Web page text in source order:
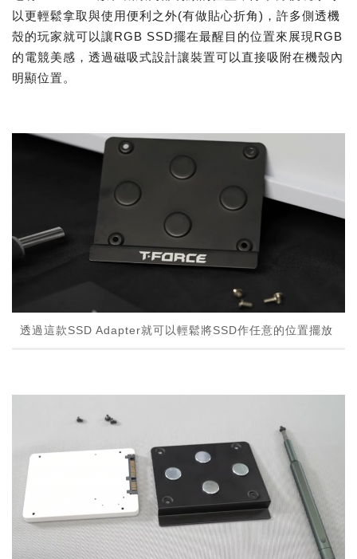
以更輕鬆拿取與使用便利之外(有做貼心折角)，許多側透機
殼的玩家就可以讓RGB SSD擺在最醒目的位置來展現RGB
的電競美感，透過磁吸式設計讓裝置可以直接吸附在機殼內
明顯位置。
透過這款SSD Adapter就可以輕鬆將SSD作任意的位置擺放